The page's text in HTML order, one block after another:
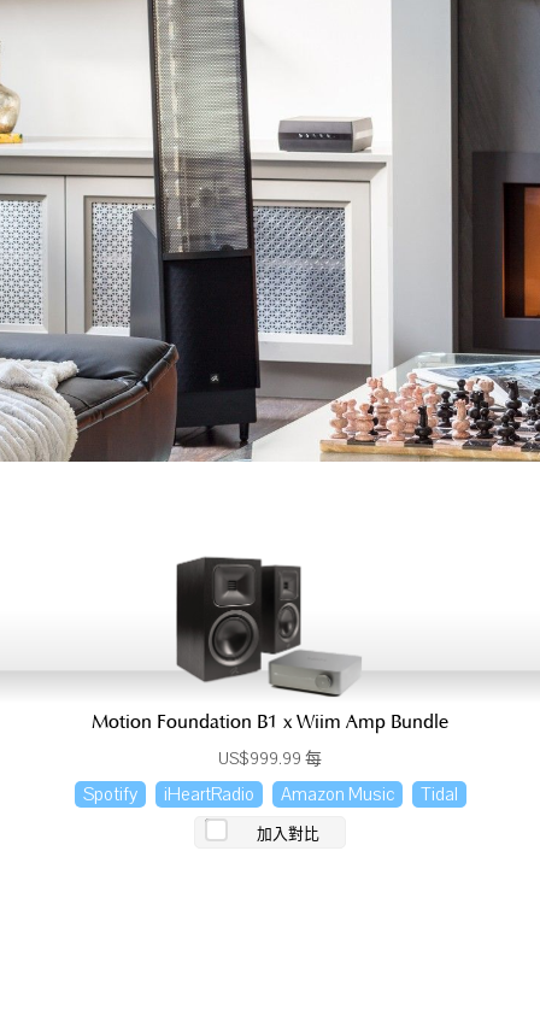
Motion Foundation B1 x Wiim Amp Bundle
US$999.99 每
Spotify iHeartRadio Amazon Music Tidal
加入對比